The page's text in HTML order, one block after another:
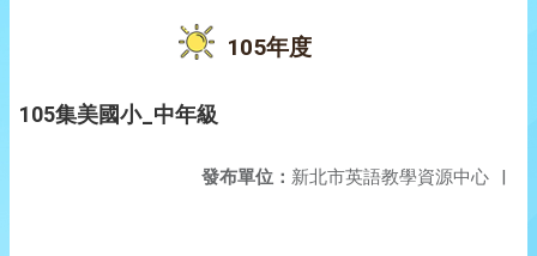
105年度
105集美國小_中年級
發布單位： 新北市英語教學資源中心 |